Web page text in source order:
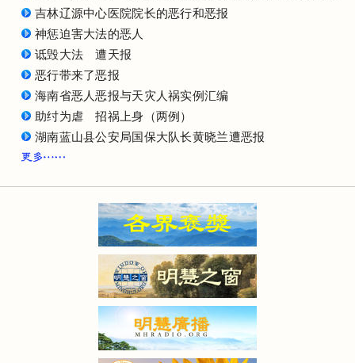
吉林辽源中心医院院长的恶行和恶报
神惩迫害大法的恶人
诋毁大法 遭天报
恶行带来了恶报
海南省恶人恶报与天灾人祸实例汇编
助纣为虐 招祸上身（两例）
湖南蓝山县公安局国保大队长黄晓兰遭恶报